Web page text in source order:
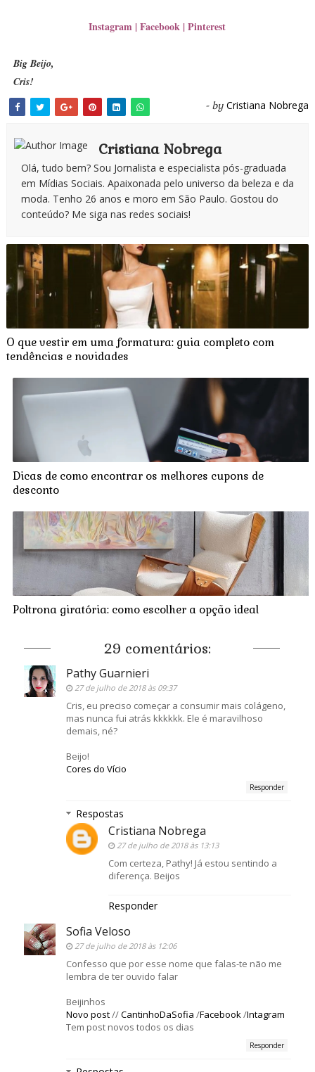
Instagram |Facebook |Pinterest
Big Beijo,
Cris!
- by Cristiana Nobrega
Cristiana Nobrega
Olá, tudo bem? Sou Jornalista e especialista pós-graduada
em Mídias Sociais. Apaixonada pelo universo da beleza e da
moda. Tenho 26 anos e moro em São Paulo. Gostou do
conteúdo? Me siga nas redes sociais!
O que vestir em uma formatura: guia completo com
tendências e novidades
Dicas de como encontrar os melhores cupons de
desconto
Poltrona giratória: como escolher a opção ideal
29 comentários:
Pathy Guarnieri
27 de julho de 2018 às 09:37
Cris, eu preciso começar a consumir mais colágeno,
mas nunca fui atrás kkkkkk. Ele é maravilhoso
demais, né?
Beijo!
Cores do Vício
Responder
Respostas
Cristiana Nobrega
27 de julho de 2018 às 13:13
Com certeza, Pathy! Já estou sentindo a
diferença. Beijos
Responder
Sofia Veloso
27 de julho de 2018 às 12:06
Confesso que por esse nome que falas-te não me
lembra de ter ouvido falar
Beijinhos
Novo post//CantinhoDaSofia /Facebook/Intagram
Tem post novos todos os dias
Responder